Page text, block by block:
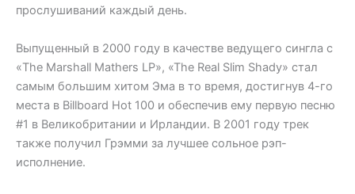
прослушиваний каждый день.
Выпущенный в 2000 году в качестве ведущего сингла с
«The Marshall Mathers LP», «The Real Slim Shady» стал
самым большим хитом Эма в то время, достигнув 4-го
места в Billboard Hot 100 и обеспечив ему первую песню
#1 в Великобритании и Ирландии. В 2001 году трек
также получил Грэмми за лучшее сольное рэп-
исполнение.